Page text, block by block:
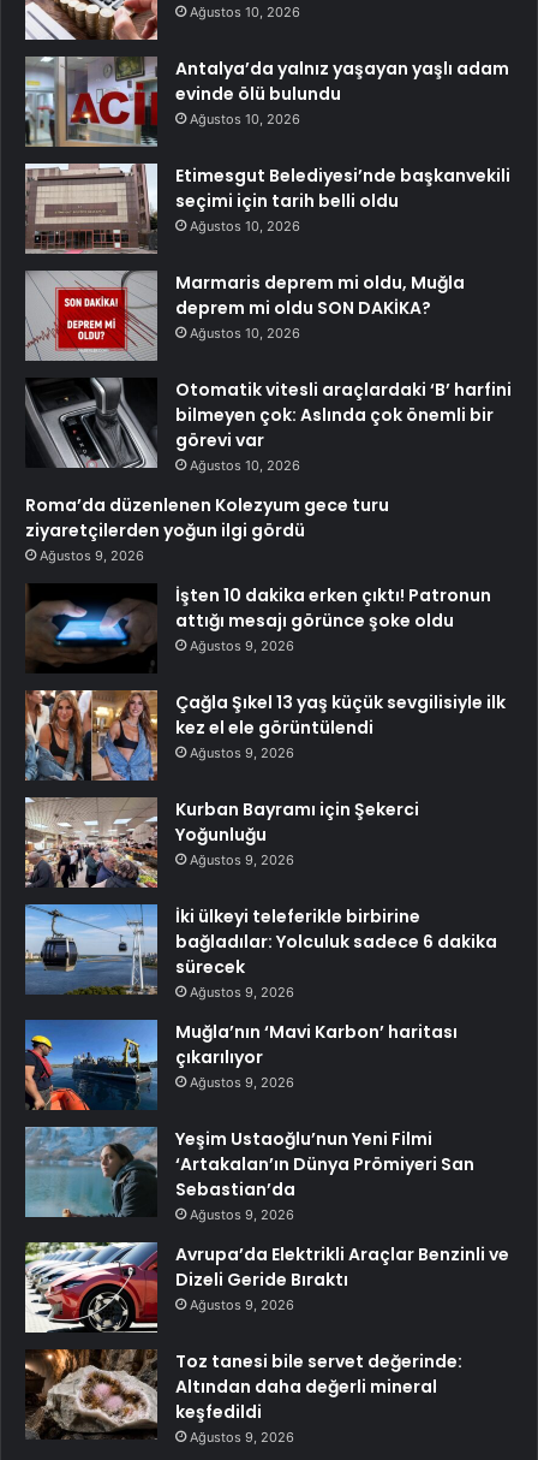
Ağustos 10, 2026
Antalya’da yalnız yaşayan yaşlı adam
evinde ölü bulundu
Ağustos 10, 2026
Etimesgut Belediyesi’nde başkanvekili
seçimi için tarih belli oldu
Ağustos 10, 2026
Marmaris deprem mi oldu, Muğla
deprem mi oldu SON DAKİKA?
Ağustos 10, 2026
Otomatik vitesli araçlardaki ‘B’ harfini
bilmeyen çok: Aslında çok önemli bir
görevi var
Ağustos 10, 2026
Roma’da düzenlenen Kolezyum gece turu
ziyaretçilerden yoğun ilgi gördü
Ağustos 9, 2026
İşten 10 dakika erken çıktı! Patronun
attığı mesajı görünce şoke oldu
Ağustos 9, 2026
Çağla Şıkel 13 yaş küçük sevgilisiyle ilk
kez el ele görüntülendi
Ağustos 9, 2026
Kurban Bayramı için Şekerci
Yoğunluğu
Ağustos 9, 2026
İki ülkeyi teleferikle birbirine
bağladılar: Yolculuk sadece 6 dakika
sürecek
Ağustos 9, 2026
Muğla’nın ‘Mavi Karbon’ haritası
çıkarılıyor
Ağustos 9, 2026
Yeşim Ustaoğlu’nun Yeni Filmi
‘Artakalan’ın Dünya Prömiyeri San
Sebastian’da
Ağustos 9, 2026
Avrupa’da Elektrikli Araçlar Benzinli ve
Dizeli Geride Bıraktı
Ağustos 9, 2026
Toz tanesi bile servet değerinde:
Altından daha değerli mineral
keşfedildi
Ağustos 9, 2026